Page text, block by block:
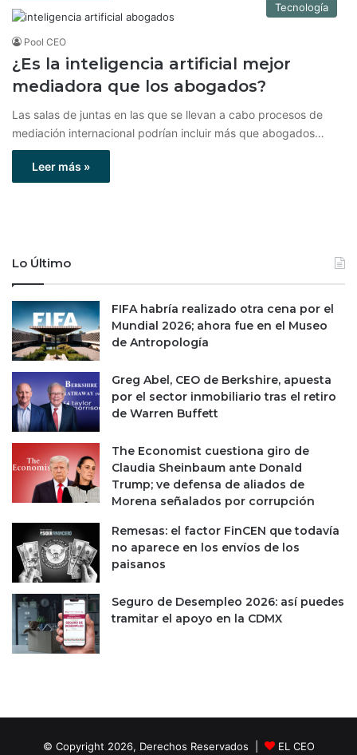
Tecnología
Pool CEO
¿Es la inteligencia artificial mejor
mediadora que los abogados?
Las salas de juntas en las que se llevan a cabo procesos de
mediación internacional podrían incluir más que abogados…
Leer más »
Lo Último
FIFA habría realizado otra cena por el
Mundial 2026; ahora fue en el Museo
de Antropología
Greg Abel, CEO de Berkshire, apuesta
por el sector inmobiliario tras el retiro
de Warren Buffett
The Economist cuestiona giro de
Claudia Sheinbaum ante Donald
Trump; ve defensa de aliados de
Morena señalados por corrupción
Remesas: el factor FinCEN que todavía
no aparece en los envíos de los
paisanos
Seguro de Desempleo 2026: así puedes
tramitar el apoyo en la CDMX
© Copyright 2026, Derechos Reservados | EL CEO